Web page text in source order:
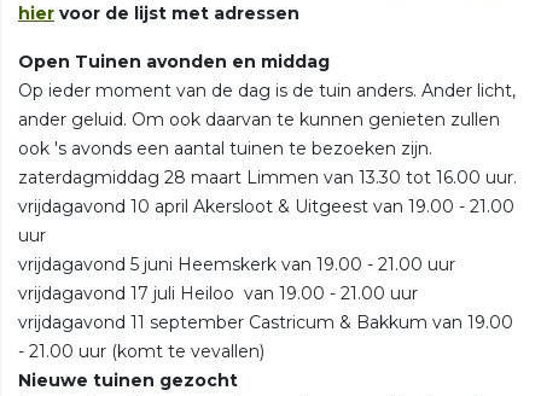
hier voor de lijst met adressen
Open Tuinen avonden en middag
Op ieder moment van de dag is de tuin anders. Ander licht,
ander geluid. Om ook daarvan te kunnen genieten zullen
ook 's avonds een aantal tuinen te bezoeken zijn.
zaterdagmiddag 28 maart Limmen van 13.30 tot 16.00 uur.
vrijdagavond 10 april Akersloot & Uitgeest van 19.00 - 21.00
uur
vrijdagavond 5 juni Heemskerk van 19.00 - 21.00 uur
vrijdagavond 17 juli Heiloo van 19.00 - 21.00 uur
vrijdagavond 11 september Castricum & Bakkum van 19.00
- 21.00 uur (komt te vevallen)
Nieuwe tuinen gezocht